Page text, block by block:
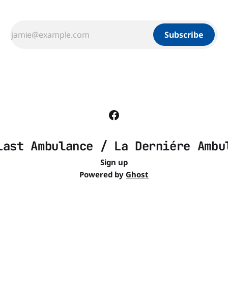
Subscribe
Ambulance / La Derniére
Sign up
Powered by Ghost